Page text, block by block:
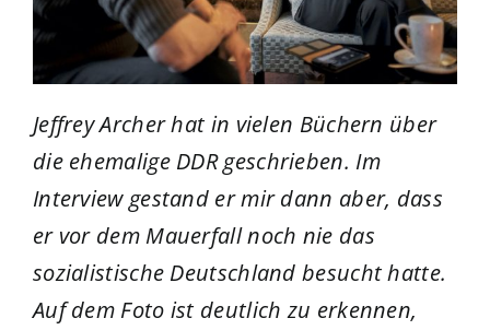
Jeffrey Archer hat in vielen Büchern über
die ehemalige DDR geschrieben. Im
Interview gestand er mir dann aber, dass
er vor dem Mauerfall noch nie das
sozialistische Deutschland besucht hatte.
Auf dem Foto ist deutlich zu erkennen,